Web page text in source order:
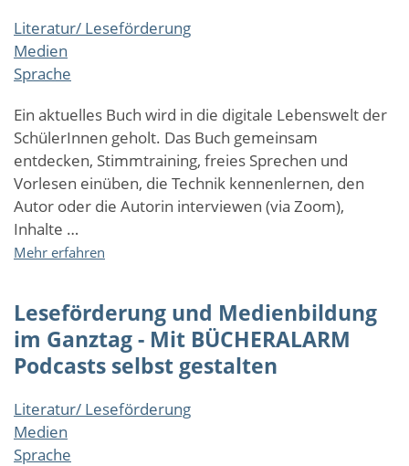
BÜCHERALARM
Literatur/ Leseförderung
Medien
Sprache
Ein aktuelles Buch wird in die digitale Lebenswelt der
SchülerInnen geholt. Das Buch gemeinsam
entdecken, Stimmtraining, freies Sprechen und
Vorlesen einüben, die Technik kennenlernen, den
Autor oder die Autorin interviewen (via Zoom),
Inhalte …
Mehr erfahren
Medienbildung
Ganztag
-
BÜCHERALARM
Leseförderung und Medienbildung
im Ganztag - Mit BÜCHERALARM
Podcasts selbst gestalten
Literatur/ Leseförderung
Medien
Sprache